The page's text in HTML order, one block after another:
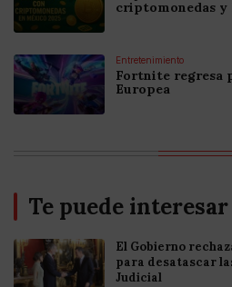
criptomonedas y
Entretenimiento
Fortnite regresa
Europea
Te puede interesar
El Gobierno
para desatascar
Judicial